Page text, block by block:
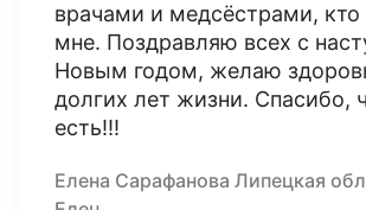
врачами и медсёстрами, кто
мне. Поздравляю всех с
Новым годом, желаю
долгих лет жизни. Спасибо,
есть!!!
Елена Сарафанова Липецкая